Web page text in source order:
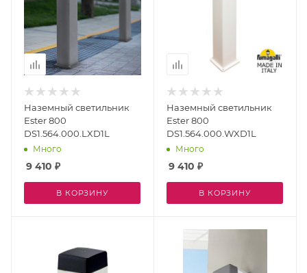
Наземный светильник
Ester 800
DS1.564.000.LXD1L
Много
9 410 ₽
В КОРЗИНУ
Наземный светильник
Ester 800
DS1.564.000.WXD1L
Много
9 410 ₽
В КОРЗИНУ